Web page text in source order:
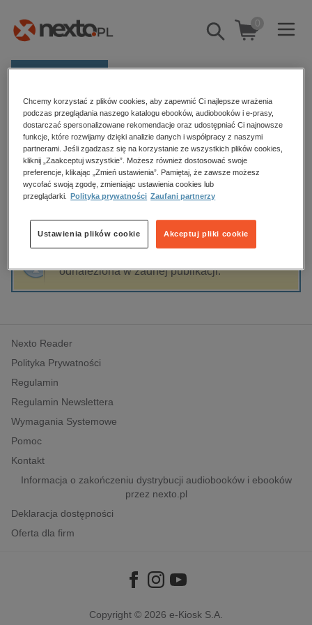
Pokaż/schowaj
wyszukiwarkę
0
Kategorie
Zobacz wszystkie E-prasa
budownictwo, aranżacja wnętrz
biznesowe, branżowe, gospodarka
dzienniki
edukacja
hobby, sport, rozrywka
komputery, internet, technologie, informatyka
polityka, społeczno-informacyjne
psychologiczne
inne
popularno-naukowe
historia
Strona główna Magda Kubecka
Magda Kubecka
Sortowanie Filtrowanie
odnaleziona w żadnej publikacji.
Nexto Reader
Polityka Prywatności
Regulamin
Regulamin Newslettera
Wymagania Systemowe
Pomoc
Kontakt
Informacja o zakończeniu dystrybucji audiobooków i ebooków
przez nexto.pl
Deklaracja dostępności
Oferta dla firm
Copyright © 2026 e-Kiosk S.A.
Chcemy korzystać z plików cookies, aby zapewnić Ci najlepsze wrażenia
podczas przeglądania naszego katalogu ebooków, audiobooków i e-prasy,
dostarczać spersonalizowane rekomendacje oraz udostępniać Ci najnowsze
funkcje, które rozwijamy dzięki analizie danych i współpracy z naszymi
partnerami. Jeśli zgadzasz się na korzystanie ze wszystkich plików cookies,
kliknij „Zaakceptuj wszystkie”. Możesz również dostosować swoje
preferencje, klikając „Zmień ustawienia”. Pamiętaj, że zawsze możesz
wycofać swoją zgodę, zmieniając ustawienia cookies lub
przeglądarki.
Polityka prywatności Zaufani partnerzy
Akceptuj pliki cookie
Ustawienia plików cookie